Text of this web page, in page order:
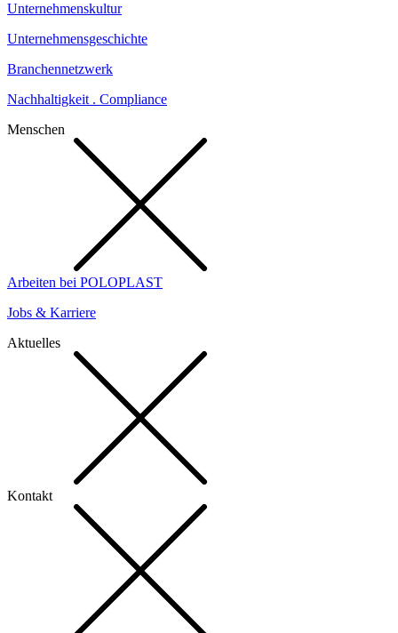
Unternehmenskultur
Unternehmensgeschichte
Branchennetzwerk
Nachhaltigkeit . Compliance
Menschen
Arbeiten bei POLOPLAST
Jobs & Karriere
Aktuelles
Kontakt